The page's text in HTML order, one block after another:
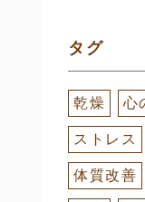
タグ
乾燥 心
ストレス
体質改善